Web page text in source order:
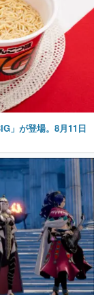
」が登場。8月11日